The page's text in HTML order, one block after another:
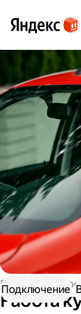
Работа
Работа
Подключение